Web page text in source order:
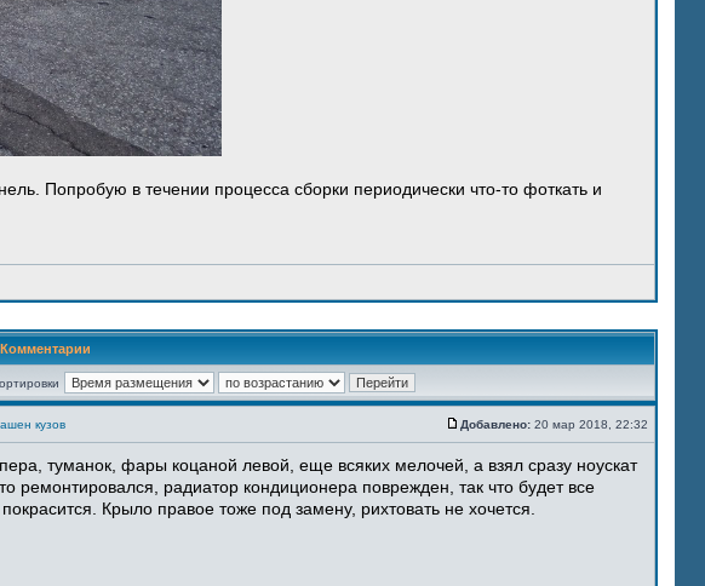
Попробую в течении процесса сборки периодически что-то фоткать и
Комментарии
кузов Добавлено: 20 мар 2018, 22:32
туманок, фары коцаной левой, еще всяких мелочей, а взял сразу ноускат
ремонтировался, радиатор кондиционера поврежден, так что будет все
Крыло правое тоже под замену, рихтовать не хочется.